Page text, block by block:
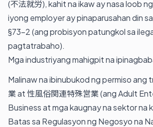
(不法就労), kahit na ikaw ay nasa loob
iyong employer ay pinaparusahan din
§73-2 (ang probisyon patungkol sa
pagtatrabaho).
Mga industriyang mahigpit na
Malinaw na ibinubukod ng permiso ang
業 at 性風俗関連特殊営業 (ang Adult
Business at mga kaugnay na sektor na
Batas sa Regulasyon ng Negosyo na